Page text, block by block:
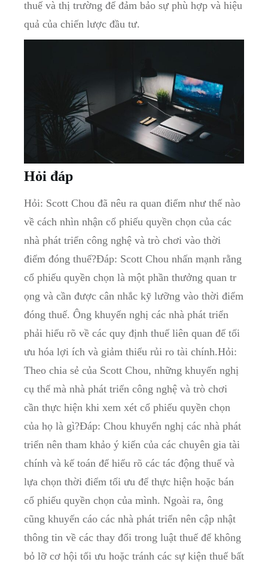
thuế⁣ và thị ⁣trường để đảm bảo sự ‍phù hợp và hiệu
quả của chiến lược đầu‌ tư.
Hỏi đáp
Hỏi: Scott Chou ⁢đã nêu ra quan ⁣điểm như ⁢thế ⁣nào
về ‌cách nhìn nhận cổ phiếu quyền chọn của ⁣các
⁤nhà ⁢phát triển công nghệ và trò chơi ⁢vào thời
điểm ​đóng thuế?Đáp: Scott Chou⁤ nhấn mạnh‍ rằng
cổ phiếu ⁢quyền chọn là một phần thưởng quan tr
ọng và cần được cân nhắc kỹ ⁣lưỡng ‌vào thời điểm
đóng thuế. Ông ⁣khuyến nghị các ⁣nhà phát‍ triển
phải hiểu rõ về‍ các quy định thuế liên⁢ quan để ⁣tối ​
ưu hóa lợi ích ⁤và giảm thiểu rủi ro tài chính.Hỏi:
Theo chia ‌sẻ của ⁢Scott Chou, những khuyến nghị
⁤cụ ⁢thể mà⁤ nhà phát triển công ​nghệ và trò chơi
cần thực ⁣hiện ‌khi ⁣xem xét ‍cổ⁣ phiếu quyền chọn
của họ là gì?Đáp: Chou⁣ khuyến nghị các nhà phát
triển⁣ nên ⁢tham ⁤khảo ý kiến của các chuyên gia ​tài
chính và kế toán để hiểu rõ ‍các ‌tác động thuế và
⁢lựa chọn thời điểm tối ưu để thực hiện hoặc bán ​
cổ phiếu quyền chọn của mình. Ngoài ‍ra, ông
cũng khuyến cáo các nhà⁢ phát triển‍ nên‍ cập‌ nhật
thông⁤ tin về các⁣ thay đổi trong luật thuế‌ để không
bỏ lỡ‌ cơ ⁣hội tối ưu hoặc⁣ tránh các sự kiện thuế bất⁣